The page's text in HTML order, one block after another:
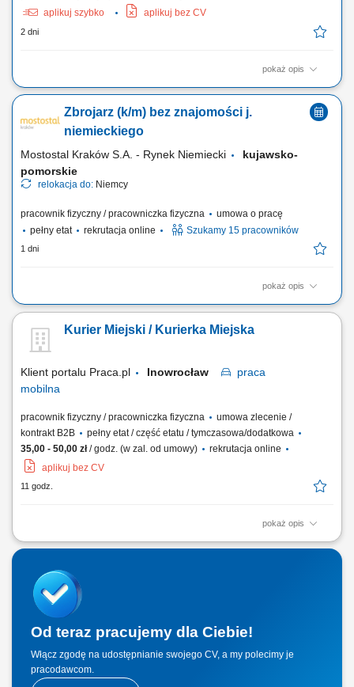
aplikuj szybko
aplikuj bez CV
2 dni
pokaż opis
Twoje obowiązki Przeprowadzanie załadunku i rozładunku;
(silos/cysterna) Utrzymanie pojazdu wewnątrz i na zewnątrz;
Zbrojarz (k/m) bez znajomości j.
niemieckiego
Mostostal Kraków S.A. - Rynek Niemiecki
kujawsko-
pomorskie
relokacja do: Niemcy
pracownik fizyczny / pracowniczka fizyczna
umowa o pracę
pełny etat
rekrutacja online Szukamy 15 pracowników
1 dni
pokaż opis
Zakres obowiązków Wiązanie zbrojenia cęgami;
Kurier Miejski / Kurierka Miejska
Klient portalu Praca.pl Inowrocław
praca
mobilna
pracownik fizyczny / pracowniczka fizyczna
umowa zlecenie /
kontrakt B2B
pełny etat / część etatu / tymczasowa/dodatkowa
35,00 - 50,00 zł/ godz. (w zal. od umowy)
rekrutacja online
aplikuj bez CV
11 godz.
pokaż opis
odbiór i dostarczanie posiłków, zakupów oraz drobnych przesyłek na
dotarły w nienaruszonym stanie, utrzymywanie pozytywnych relacji z
klientami i dbanie o wysoką jakość obsługi, realizacja dostaw w
systemie Xpress Delivery...
Od teraz pracujemy dla Ciebie!
Włącz zgodę na udostępnianie swojego CV, a my polecimy je
pracodawcom.